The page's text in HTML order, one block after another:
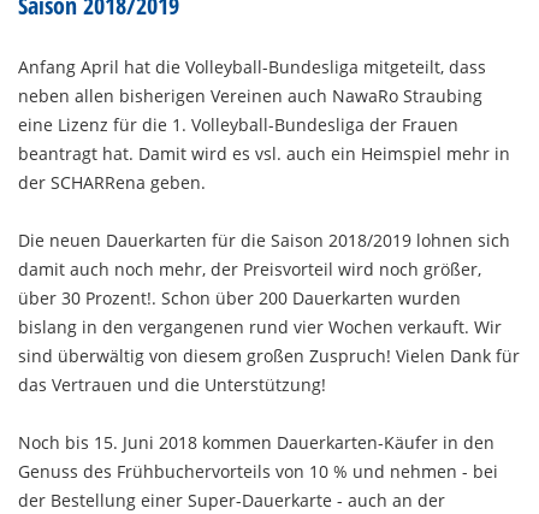
Anfang April hat die Volleyball-Bundesliga mitgeteilt, dass
neben allen bisherigen Vereinen auch NawaRo Straubing
eine Lizenz für die 1. Volleyball-Bundesliga der Frauen
beantragt hat. Damit wird es vsl. auch ein Heimspiel mehr in
der SCHARRena geben.
Die neuen Dauerkarten für die Saison 2018/2019 lohnen sich
damit auch noch mehr, der Preisvorteil wird noch größer,
über 30 Prozent!. Schon über 200 Dauerkarten wurden
bislang in den vergangenen rund vier Wochen verkauft. Wir
sind überwältig von diesem großen Zuspruch! Vielen Dank für
das Vertrauen und die Unterstützung!
Noch bis 15. Juni 2018 kommen Dauerkarten-Käufer in den
Genuss des Frühbuchervorteils von 10 % und nehmen - bei
der Bestellung einer Super-Dauerkarte - auch an der